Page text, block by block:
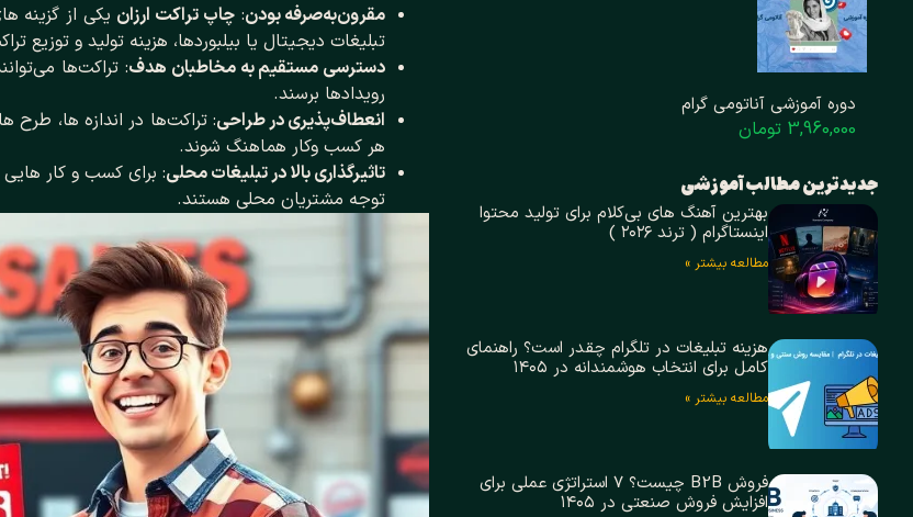
دوره آموزشی آناتومی گرام
3,960,000 تومان
جدیدترین مطالب آموزشی
بهترین آهنگ های بی‌کلام برای تولید محتوا
اینستاگرام ( ترند ۲۰۲۶ )
مطالعه بیشتر »
هزینه تبلیغات در تلگرام چقدر است؟ راهنمای
کامل برای انتخاب هوشمندانه در ۱۴۰۵
مطالعه بیشتر »
فروش B2B چیست؟ ۷ استراتژی عملی برای
افزایش فروش صنعتی در ۱۴۰۵
مقرون‌به‌صرفه بودن:چاپ تراکت ارزان یکی از
تبلیغات دیجیتال یا بیلبوردها، هزینه تولید و توزیع
دسترسی مستقیم به مخاطبان هدف: تراکت‌ها
رویدادها برسند.
انعطاف‌پذیری در طراحی: تراکت‌ها در اندازه ‌ها،
هر کسب ‌وکار هماهنگ شوند.
تاثیرگذاری بالا در تبلیغات محلی: برای کسب ‌و کار
توجه مشتریان محلی هستند.